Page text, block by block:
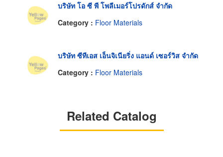
บริษัท โอ ซี พี โพลีเมอร์โปรดักส์ จำกัด
Category : Floor Materials
บริษัท ซีทีเอส เอ็นจิเนียริ่ง แอนด์ เซอร์วิส จำกัด
Category : Floor Materials
Related Catalog